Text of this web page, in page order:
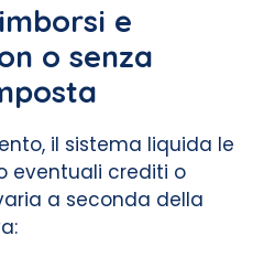
e
o senza
il sistema liquida le
eventuali crediti o
a seconda della